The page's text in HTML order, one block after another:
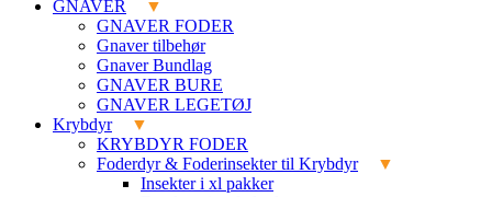
GNAVER
GNAVER FODER
Gnaver tilbehør
Gnaver Bundlag
GNAVER BURE
GNAVER LEGETØJ
Krybdyr
KRYBDYR FODER
Foderdyr & Foderinsekter til Krybdyr
Insekter i xl pakker